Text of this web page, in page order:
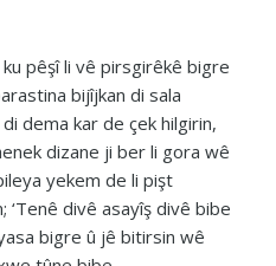
pêşî li vê pirsgirêkê bigre
bijîjkan di sala
dema kar de çek hilgirin,
dizane ji ber li gora wê
yekem de li pişt
divê asayîş divê bibe
bigre û jê bitirsin wê